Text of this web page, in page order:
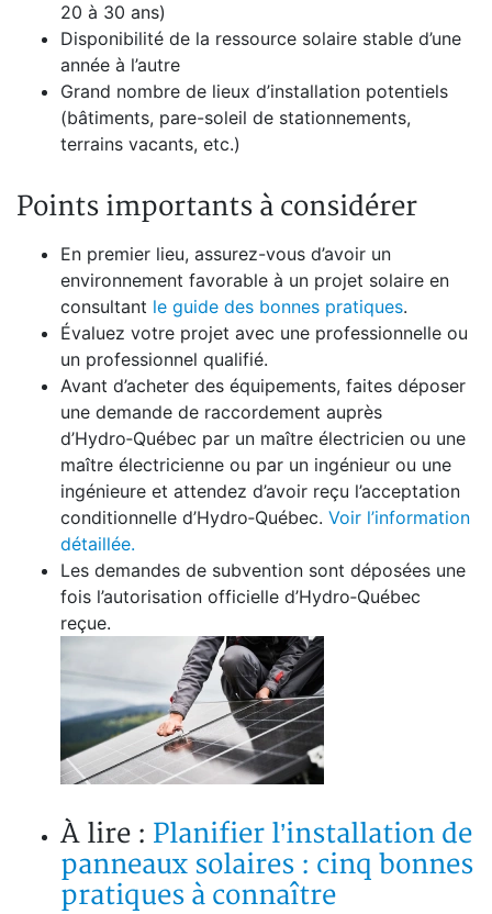
20 à 30 ans)
Disponibilité de la ressource solaire stable d’une
année à l’autre
Grand nombre de lieux d’installation potentiels
(bâtiments, pare-soleil de stationnements,
terrains vacants, etc.)
Points importants à considérer
En premier lieu, assurez-vous d’avoir un
environnement favorable à un projet solaire en
consultant le guide des bonnes pratiques.
Évaluez votre projet avec une professionnelle ou
un professionnel qualifié.
Avant d’acheter des équipements, faites déposer
une demande de raccordement auprès
d’Hydro‑Québec par un maître électricien ou une
maître électricienne ou par un ingénieur ou une
ingénieure et attendez d’avoir reçu l’acceptation
conditionnelle d’Hydro‑Québec. Voir l’information
détaillée.
Les demandes de subvention sont déposées une
fois l’autorisation officielle d’Hydro‑Québec
reçue.
À lire : Planifier l’installation de
panneaux solaires : cinq bonnes
pratiques à connaître